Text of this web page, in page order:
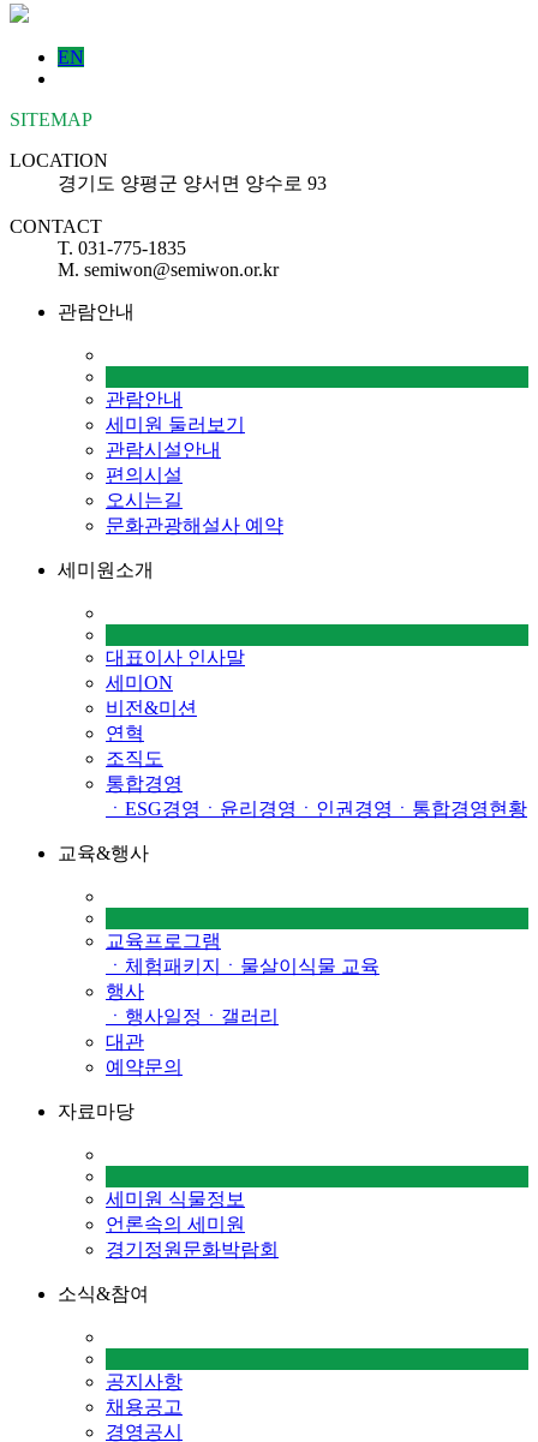
EN
SITEMAP
LOCATION
경기도 양평군 양서면 양수로 93
CONTACT
T. 031-775-1835
M. semiwon@semiwon.or.kr
관람안내
관람안내
세미원 둘러보기
관람시설안내
편의시설
오시는길
문화관광해설사 예약
세미원소개
대표이사 인사말
세미ON
비전&미션
연혁
조직도
통합경영
ㆍESG경영 ㆍ윤리경영 ㆍ인권경영 ㆍ통합경영현황
교육&행사
교육프로그램
ㆍ체험패키지
ㆍ물살이식물 교육
행사
ㆍ행사일정 ㆍ갤러리
대관
예약문의
자료마당
세미원 식물정보
언론속의 세미원
경기정원문화박람회
소식&참여
공지사항
채용공고
경영공시